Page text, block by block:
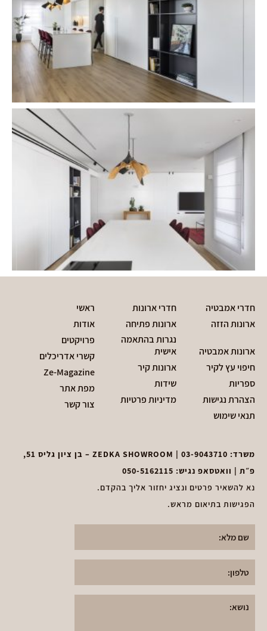
חדרי אמבטיה
חדרי ארונות
ארונות הזזה
ארונות פתיחה
ארונות אמבטיה
נגרות בהתאמה
אישית
חיפוי עץ לקיר
ארונות קיר
ספריות
שידות
הצהרת נגישות
מדיניות פרטיות
תנאי שימוש
ראשי
אודות
פרויקטים
קשרי אדריכלים
Ze-Magazine
מפת אתר
צור קשר
משרד: 03-9043710
| ZEDKA SHOWROOM – בן ציון גליס 51,
פ״ת | וואטסאפ נגיש: 050-5162115
נא להשאיר פרטים ונציג יחזור אליך בהקדם.
הפגישות בתיאום מראש.